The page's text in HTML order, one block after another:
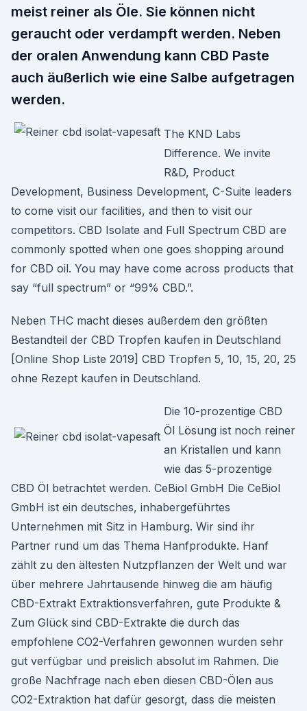
meist reiner als Öle. Sie können nicht
geraucht oder verdampft werden. Neben
der oralen Anwendung kann CBD Paste
auch äußerlich wie eine Salbe aufgetragen
werden.
The KND Labs
Difference. We invite
R&D, Product
Development, Business Development, C-Suite leaders
to come visit our facilities, and then to visit our
competitors. CBD Isolate and Full Spectrum CBD are
commonly spotted when one goes shopping around
for CBD oil. You may have come across products that
say “full spectrum” or “99% CBD.”.
Neben THC macht dieses außerdem den größten
Bestandteil der CBD Tropfen kaufen in Deutschland
[Online Shop Liste 2019] CBD Tropfen 5, 10, 15, 20, 25
ohne Rezept kaufen in Deutschland.
Die 10-prozentige CBD
Öl Lösung ist noch reiner
an Kristallen und kann
wie das 5-prozentige
CBD Öl betrachtet werden. CeBiol GmbH Die CeBiol
GmbH ist ein deutsches, inhabergeführtes
Unternehmen mit Sitz in Hamburg. Wir sind ihr
Partner rund um das Thema Hanfprodukte. Hanf
zählt zu den ältesten Nutzpflanzen der Welt und war
über mehrere Jahrtausende hinweg die am häufig
CBD-Extrakt Extraktionsverfahren, gute Produkte &
Zum Glück sind CBD-Extrakte die durch das
empfohlene CO2-Verfahren gewonnen wurden sehr
gut verfügbar und preislich absolut im Rahmen. Die
große Nachfrage nach eben diesen CBD-Ölen aus
CO2-Extraktion hat dafür gesorgt, dass die meisten